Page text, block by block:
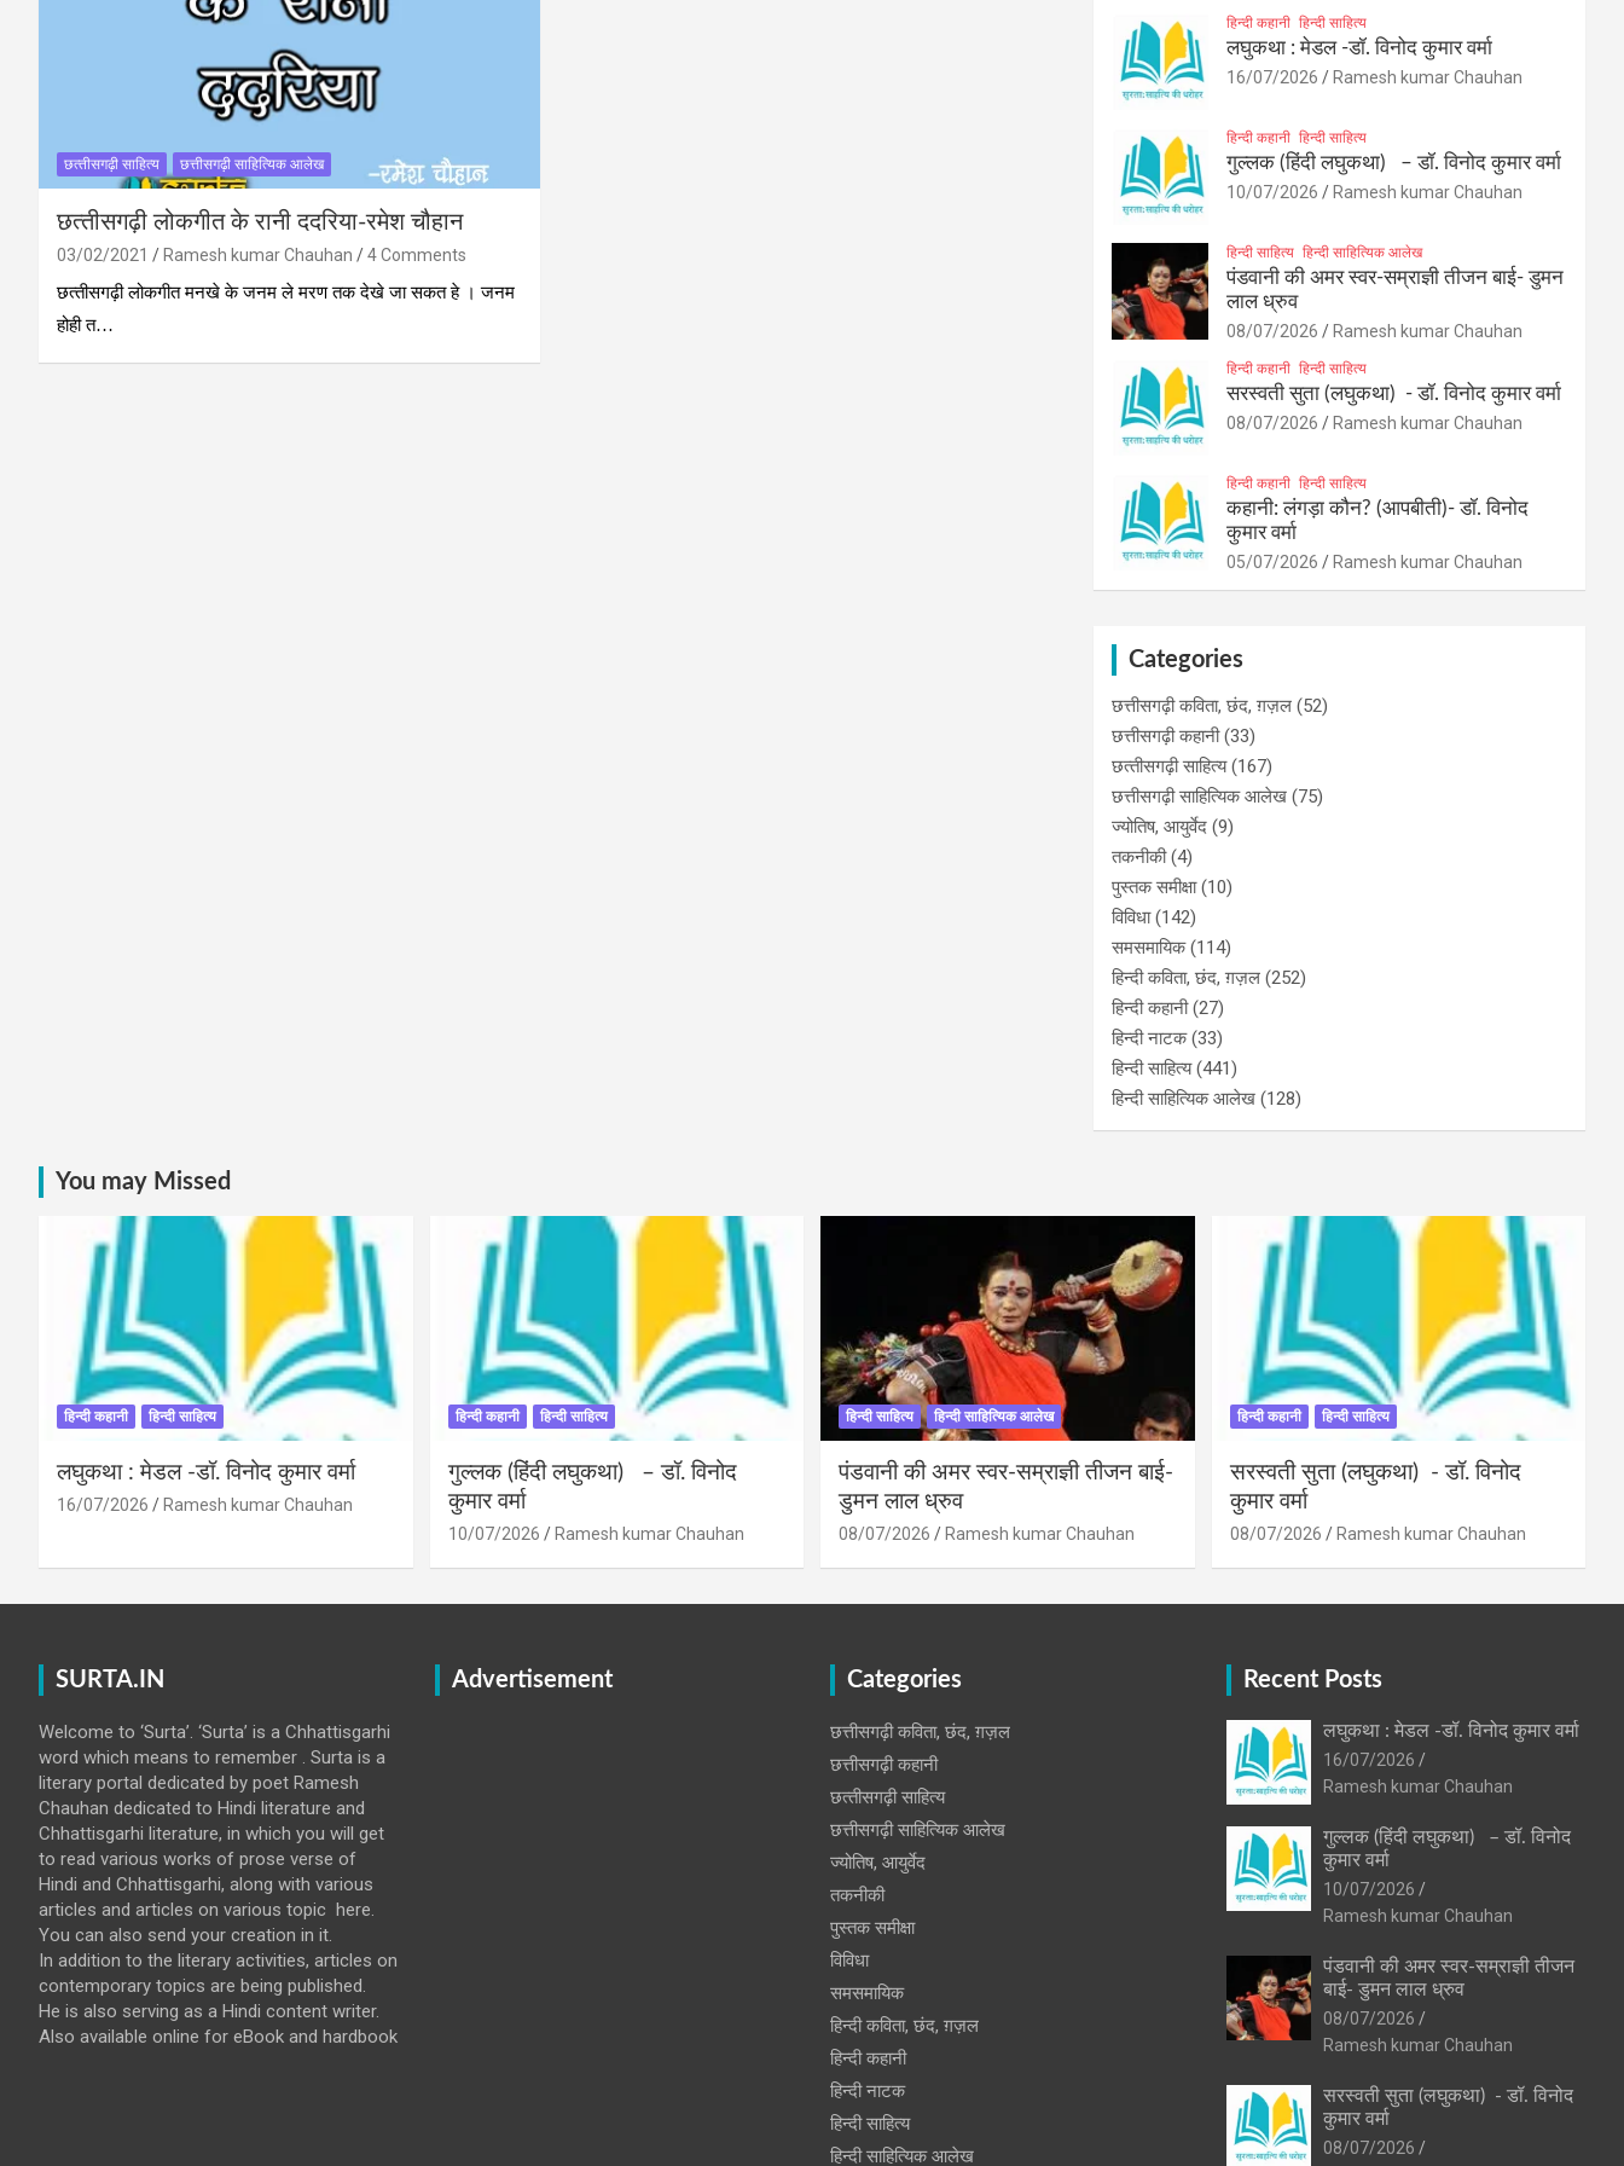
छत्‍तीसगढ़ी साहित्‍य छत्तीसगढ़ी साहित्यिक आलेख
छत्‍तीसगढ़ी लोकगीत के रानी ददरिया-रमेश चौहान
03/02/2021 Ramesh kumar Chauhan
4 Comments
छत्‍तीसगढ़ी लोकगीत मनखे के जनम ले मरण तक देखे जा सकत हे । जनम
होही त…
हिन्दी कहानी हिन्दी साहित्य
लघुकथा : मेडल -डॉ. विनोद कुमार वर्मा
16/07/2026 Ramesh kumar Chauhan
हिन्दी कहानी हिन्दी साहित्य
गुल्लक (हिंदी लघुकथा) – डॉ. विनोद कुमार वर्मा
10/07/2026 Ramesh kumar Chauhan
हिन्दी साहित्य हिन्दी साहित्यिक आलेख
पंडवानी की अमर स्वर-सम्राज्ञी तीजन बाई- डुमन
लाल ध्रुव
08/07/2026 Ramesh kumar Chauhan
हिन्दी कहानी हिन्दी साहित्य
सरस्वती सुता (लघुकथा) ​- डॉ. विनोद कुमार वर्मा
08/07/2026 Ramesh kumar Chauhan
हिन्दी कहानी हिन्दी साहित्य
कहानी: लंगड़ा कौन? (आपबीती)​- डॉ. विनोद
कुमार वर्मा
05/07/2026 Ramesh kumar Chauhan
Categories
छत्तीसगढ़ी कविता, छंद, ग़ज़ल (52)
छत्तीसगढ़ी कहानी(33)
छत्‍तीसगढ़ी साहित्‍य(167)
छत्तीसगढ़ी साहित्यिक आलेख (75)
ज्योतिष, आयुर्वेद (9)
तकनीकी(4)
पुस्‍तक समीक्षा(10)
विविधा(142)
समसमायिक(114)
हिन्दी कविता, छंद, ग़ज़ल (252)
हिन्दी कहानी(27)
हिन्‍दी नाटक(33)
हिन्दी साहित्य(441)
हिन्दी साहित्यिक आलेख (128)
You may Missed
हिन्दी कहानी हिन्दी साहित्य
लघुकथा : मेडल -डॉ. विनोद कुमार वर्मा
16/07/2026 Ramesh kumar Chauhan
हिन्दी कहानी हिन्दी साहित्य
गुल्लक (हिंदी लघुकथा) – डॉ. विनोद
कुमार वर्मा
10/07/2026 Ramesh kumar Chauhan
हिन्दी साहित्य हिन्दी साहित्यिक आलेख
पंडवानी की अमर स्वर-सम्राज्ञी तीजन बाई-
डुमन लाल ध्रुव
08/07/2026 Ramesh kumar Chauhan
हिन्दी कहानी हिन्दी साहित्य
सरस्वती सुता (लघुकथा) ​- डॉ. विनोद
कुमार वर्मा
08/07/2026 Ramesh kumar Chauhan
SURTA.IN
Welcome to ‘Surta’. ‘Surta’ is a Chhattisgarhi
word which means to remember . Surta is a
literary portal dedicated by poet Ramesh
Chauhan dedicated to Hindi literature and
Chhattisgarhi literature, in which you will get
to read various works of prose verse of
Hindi and Chhattisgarhi, along with various
articles and articles on various topic here.
You can also send your creation in it.
In addition to the literary activities, articles on
contemporary topics are being published.
He is also serving as a Hindi content writer.
Also available online for eBook and hardbook
Advertisement Categories
छत्तीसगढ़ी कविता, छंद, ग़ज़ल
छत्तीसगढ़ी कहानी
छत्‍तीसगढ़ी साहित्‍य
छत्तीसगढ़ी साहित्यिक आलेख
ज्योतिष, आयुर्वेद
तकनीकी
पुस्‍तक समीक्षा
विविधा
समसमायिक
हिन्दी कविता, छंद, ग़ज़ल
हिन्दी कहानी
हिन्‍दी नाटक
हिन्दी साहित्य
हिन्दी साहित्यिक आलेख
Recent Posts
लघुकथा : मेडल -डॉ. विनोद कुमार वर्मा
16/07/2026
Ramesh kumar Chauhan
गुल्लक (हिंदी लघुकथा) – डॉ. विनोद
कुमार वर्मा
10/07/2026
Ramesh kumar Chauhan
पंडवानी की अमर स्वर-सम्राज्ञी तीजन
बाई- डुमन लाल ध्रुव
08/07/2026
Ramesh kumar Chauhan
सरस्वती सुता (लघुकथा) ​- डॉ. विनोद
कुमार वर्मा
08/07/2026